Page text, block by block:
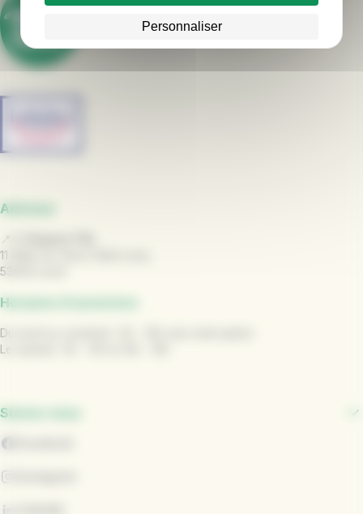
Adresse
11 Allée du Vieux Saint Louis,
53000 Laval
Horaires d'ouverture
Du lundi au vendredi : 9h - 18h sans interruption
Le samedi : 9h - 12h et 14h - 18h
Suivez-nous
Personnaliser